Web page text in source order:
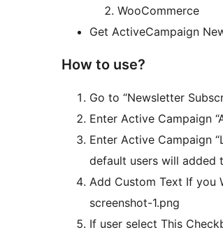
WooCommerce
Get ActiveCampaign
How to use?
Go to “Newsletter
Enter Active Campaign
Enter Active Campaign
default users will added
Add Custom Text If you
screenshot-1.png
If user select This